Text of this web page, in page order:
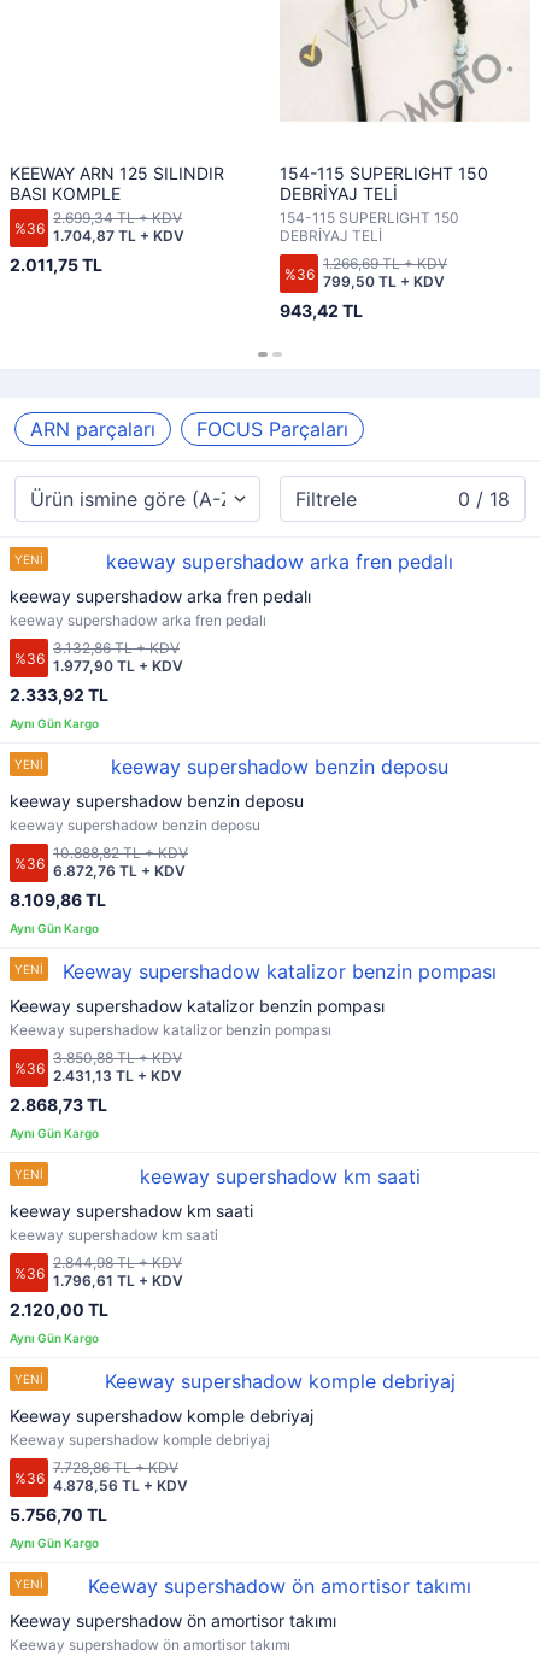
KEEWAY ARN 125 SILINDIR
BASI KOMPLE
%36
2.011,75 TL
1.704,87 TL + KDV
2.699,34 TL + KDV
154-115 SUPERLIGHT 150
DEBRİYAJ TELİ
154-115 SUPERLIGHT 150
DEBRİYAJ TELİ
%36
943,42 TL
799,50 TL + KDV
1.266,69 TL + KDV
ARN parçaları FOCUS Parçaları
Filtrele 0 / 18
keeway supershadow arka fren pedalı
keeway supershadow arka fren pedalı
%36
2.333,92 TL
1.977,90 TL + KDV
3.132,86 TL + KDV
keeway supershadow benzin deposu
keeway supershadow benzin deposu
%36
8.109,86 TL
6.872,76 TL + KDV
10.888,82 TL + KDV
Keeway supershadow katalizor benzin pompası
Keeway supershadow katalizor benzin pompası
%36
2.868,73 TL
2.431,13 TL + KDV
3.850,88 TL + KDV
keeway supershadow km saati
keeway supershadow km saati
%36
2.120,00 TL
1.796,61 TL + KDV
2.844,98 TL + KDV
Keeway supershadow komple debriyaj
Keeway supershadow komple debriyaj
%36
5.756,70 TL
4.878,56 TL + KDV
7.728,86 TL + KDV
Keeway supershadow ön amortisor takımı
Keeway supershadow ön amortisor takımı